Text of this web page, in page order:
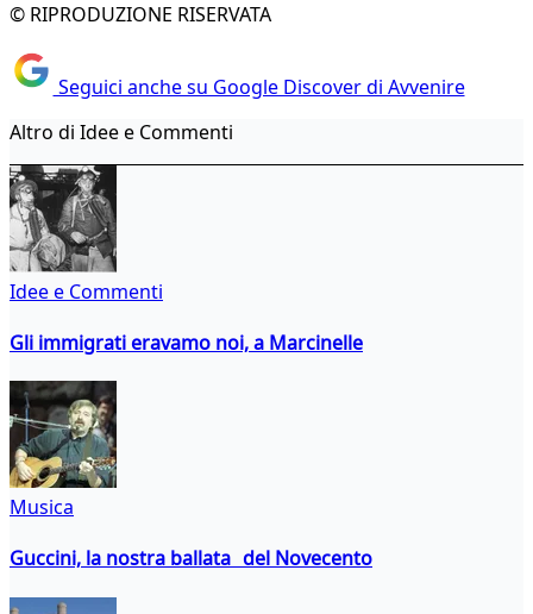
© RIPRODUZIONE RISERVATA
Seguici anche su Google Discover di Avvenire
Altro di Idee e Commenti
Idee e Commenti
Gli immigrati eravamo noi, a Marcinelle
Musica
Guccini, la nostra ballata del Novecento